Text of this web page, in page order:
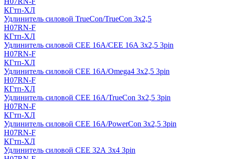
КГтп-ХЛ
Удлинитель силовой TrueCon/TrueCon 3х2,5
H07RN-F
КГтп-ХЛ
Удлинитель силовой CEE 16A/CEE 16A 3х2,5 3pin
H07RN-F
КГтп-ХЛ
Удлинитель силовой CEE 16A/Omega4 3х2,5 3pin
H07RN-F
КГтп-ХЛ
Удлинитель силовой CEE 16A/TrueCon 3х2,5 3pin
H07RN-F
КГтп-ХЛ
Удлинитель силовой CEE 16A/PowerCon 3х2,5 3pin
H07RN-F
КГтп-ХЛ
Удлинитель силовой CEE 32А 3х4 3pin